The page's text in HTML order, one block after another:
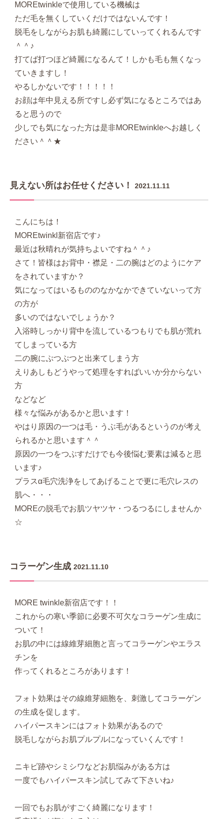
MOREtwinkleで使用している機械は
ただ毛を無くしていくだけではないんです！
脱毛をしながらお肌も綺麗にしていってくれるんです
＾＾♪
打てば打つほど綺麗になるんて！しかも毛も無くなっ
ていきますし！
やるしかないです！！！！！
お顔は年中見える所ですし必ず気になるところではあ
ると思うので
少しでも気になった方は是非MOREtwinkleへお越しく
ださい＾＾★
見えない所はお任せください！ 2021.11.11
こんにちは！
MOREtwinkl新宿店です♪
最近は秋晴れが気持ちよいですね＾＾♪
さて！皆様はお背中・襟足・二の腕はどのようにケア
をされていますか？
気になってはいるもののなかなかできていないって方
の方が
多いのではないでしょうか？
入浴時しっかり背中を流しているつもりでも肌が荒れ
てしまっている方
二の腕にぷつぷつと出来てしまう方
えりあしもどうやって処理をすればいいか分からない
方
などなど
様々な悩みがあるかと思います！
やはり原因の一つは毛・うぶ毛があるというのが考え
られるかと思います＾＾
原因の一つをつぶすだけでも今後悩む要素は減ると思
います♪
プラスα毛穴洗浄をしてあげることで更に毛穴レスの
肌へ・・・
MOREの脱毛でお肌ツヤツヤ・つるつるにしませんか
☆
コラーゲン生成 2021.11.10
MORE twinkle新宿店です！！
これからの寒い季節に必要不可欠なコラーゲン生成に
ついて！
お肌の中には線維芽細胞と言ってコラーゲンやエラス
チンを
作ってくれるところがあります！
フォト効果はその線維芽細胞を、刺激してコラーゲン
の生成を促します。
ハイパースキンにはフォト効果があるので
脱毛しながらお肌プルプルになっていくんです！
ニキビ跡やシミシワなどお肌悩みがある方は
一度でもハイパースキン試してみて下さいね♪
一回でもお肌がすごく綺麗になります！